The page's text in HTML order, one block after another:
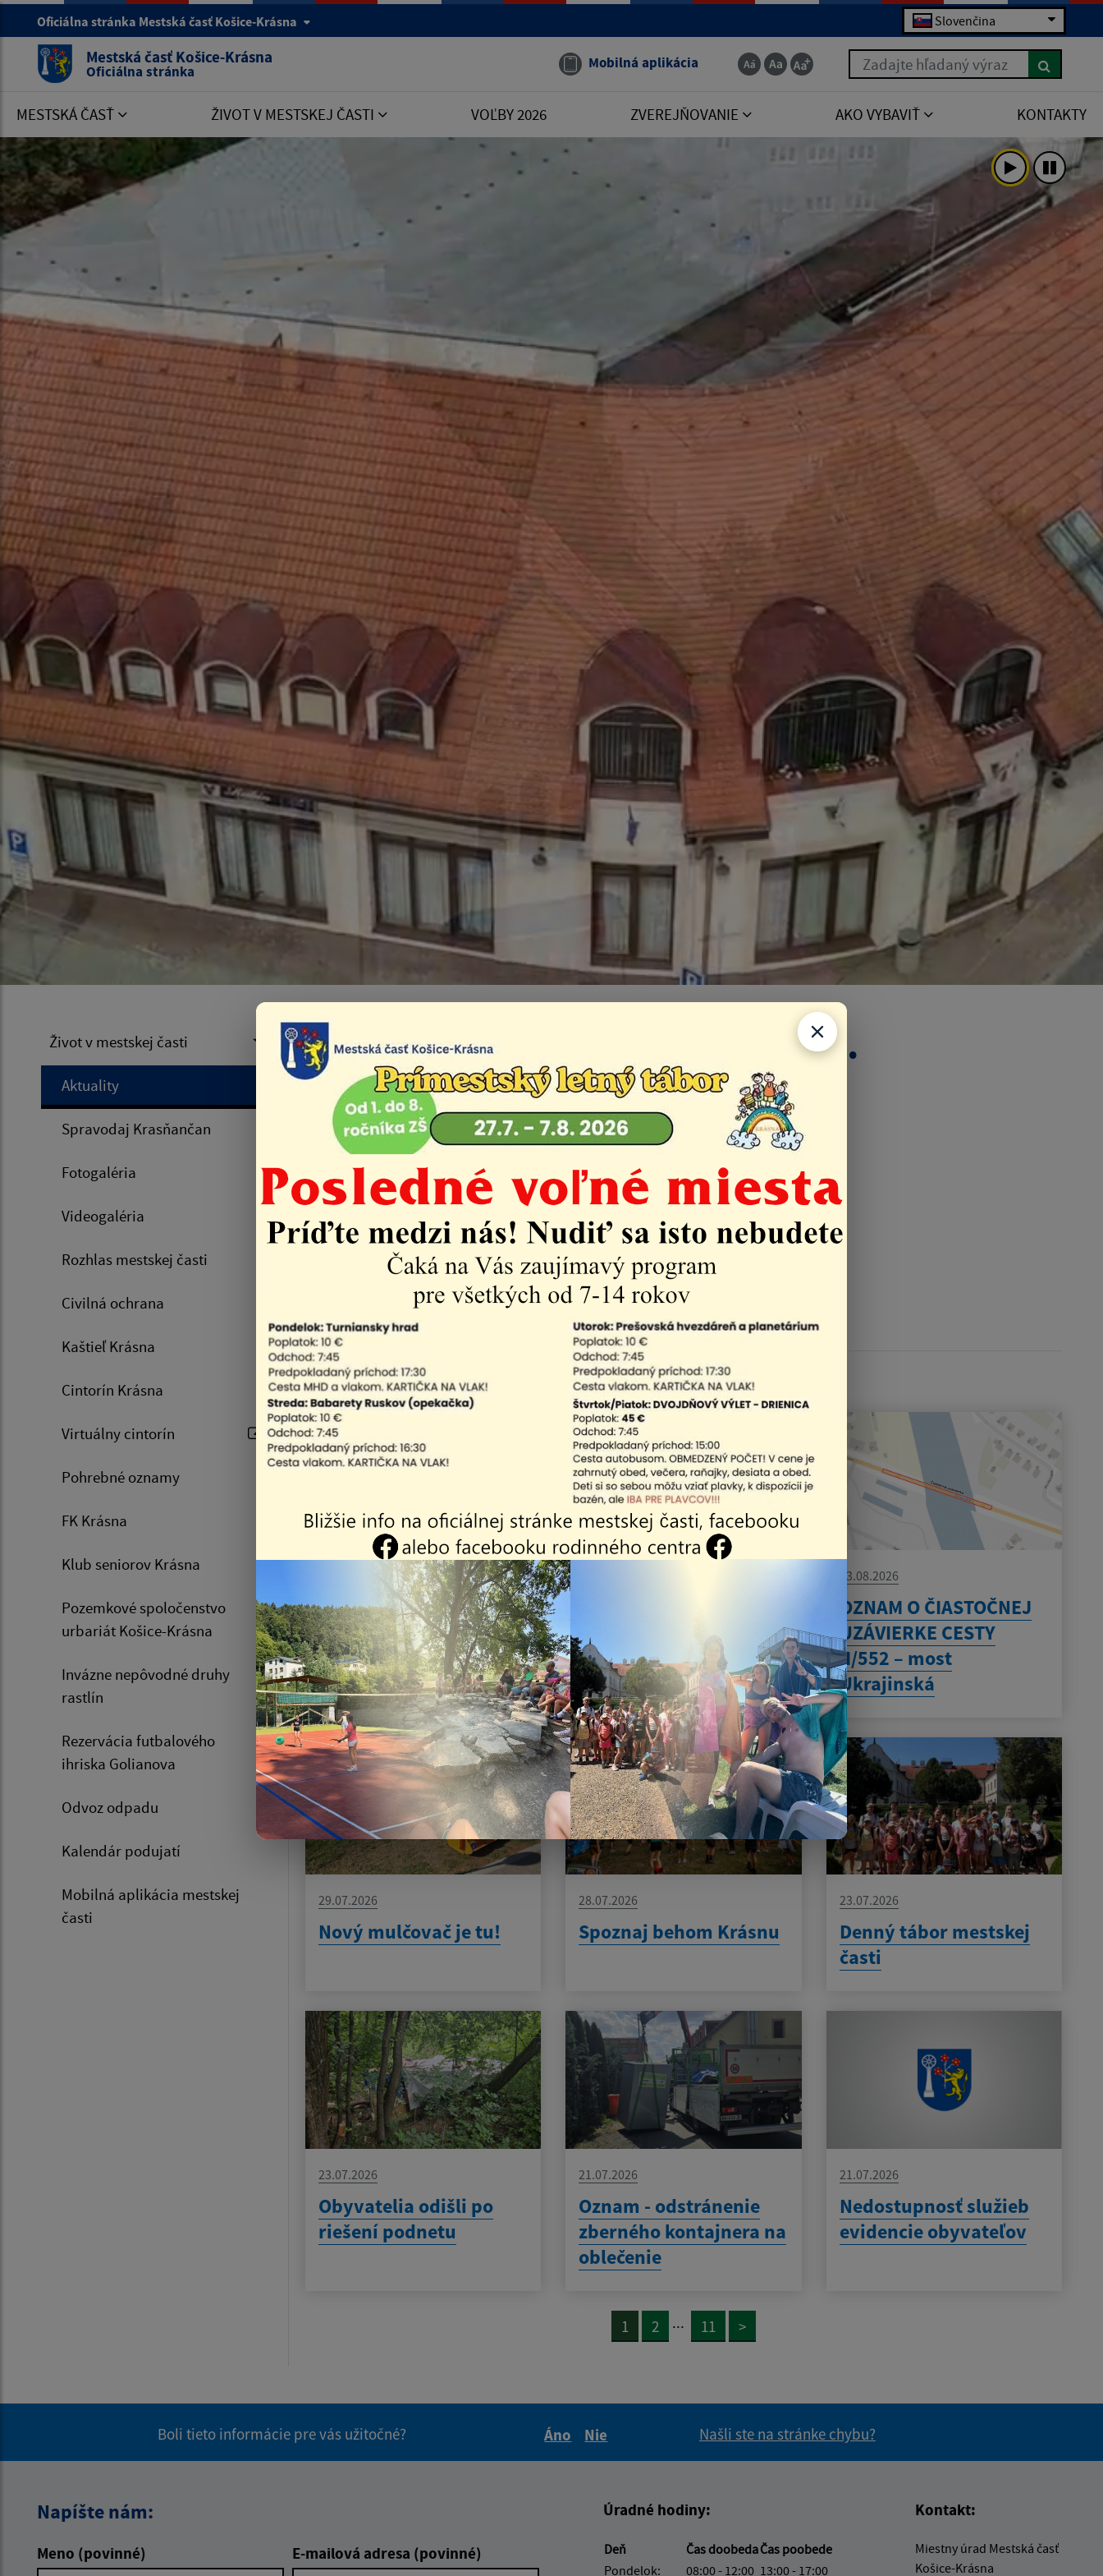
Oficiálna stránka Mestská časť Košice-Krásna Slovenčina
Mestská časť Košice-Krásna
Oficiálna stránka Mobilná aplikácia Zadajte hľadaný výraz
MESTSKÁ ČASŤ ŽIVOT V MESTSKEJ ČASTI VOĽBY 2026 ZVEREJŇOVANIE AKO VYBAVIŤ KONTAKTY
Život v mestskej časti
Aktuality
Spravodaj Krasňančan
Fotogaléria
Videogaléria
Rozhlas mestskej časti
Civilná ochrana
Kaštieľ Krásna
Cintorín Krásna
Virtuálny cintorín
Pohrebné oznamy
FK Krásna
Klub seniorov Krásna
Pozemkové spoločenstvo
urbariát Košice-Krásna
Invázne nepôvodné druhy
rastlín
Rezervácia futbalového
ihriska Golianova
Odvoz odpadu
Kalendár podujatí
Mobilná aplikácia mestskej
časti
Informácia spoločnosti VSE, a.s.
Úvod Život v mestskej časti Aktuality Informácia spoločnosti VSE, a.s.
10.07.2025
Zoznam aktualít:
Oznam - Vakcinácia
psov a mačiek
08.08.2026
zvýšeného
nebezpečenstva a
vzniku požiaru
03.08.2026
OZNAM O ČIASTOČNEJ
UZÁVIERKE CESTY
II/552 – most
Ukrajinská
29.07.2026
Nový mulčovač je tu!
28.07.2026
Spoznaj behom Krásnu
23.07.2026
Denný tábor mestskej
časti
23.07.2026
Obyvatelia odišli po
riešení podnetu
21.07.2026
Oznam - odstránenie
zberného kontajnera na
oblečenie
21.07.2026
Nedostupnosť služieb
evidencie obyvateľov
1 2 ... 11 >
Boli tieto informácie pre vás užitočné?
Áno
Nie
Našli ste na stránke chybu?
Napíšte nám:
Meno (povinné) E-mailová adresa (povinné)
Úradné hodiny:
Deň Čas doobedaČas poobede
Pondelok:
08:00 - 12:00 13:00 - 17:00
Kontakt:
Miestny úrad Mestská časť
Košice-Krásna